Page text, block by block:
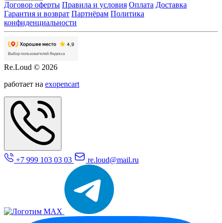
Договор оферты Правила и условия Оплата Доставка
Гарантия и возврат Партнёрам Политика
конфиденциальности
Re.Loud © 2026
работает на exopencart
+7 999 103 03 03 re.loud@mail.ru